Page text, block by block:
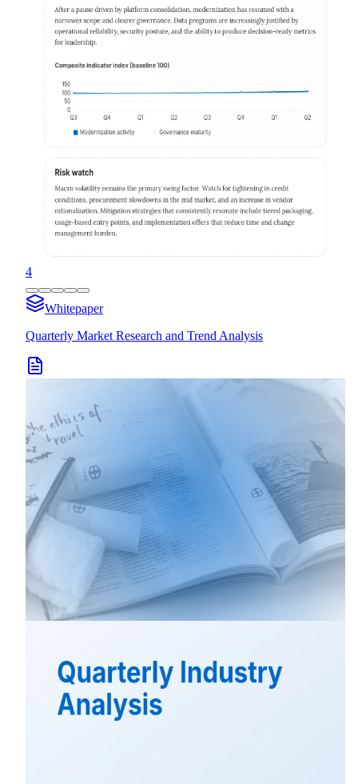
4
Whitepaper
Quarterly Market Research and Trend Analysis